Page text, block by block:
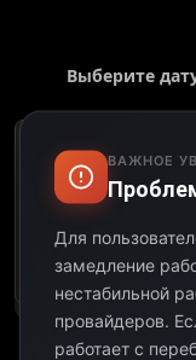
Выберите
ВАЖНОЕ
Для
замедление
нестабильной
провайдеров.
работает с